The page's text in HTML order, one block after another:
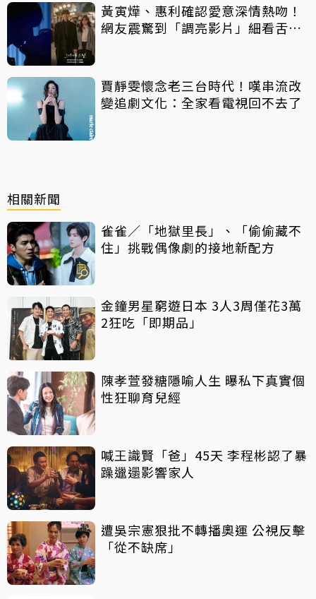
黃寅燁、惠利確認愛意深情熱吻！
網友震驚到「調亮影片」細看舌吻
賈靜雯懷念老三台時代！嘆串流改
變追劇文化：全家看電視回不去了
相關新聞
雀雀／「地獄里長」、「偷偷藏不
住」挑戰偶像劇的接地新配方
金鐘男星窮遊日本 3人3周僅花3萬
2狂吃「即期品」
陳孝萱發糖隱喻人生 曝私下真實個
性狂聊育兒經
喊王識賢「爸」45天 李程彬認了暴
躁邋遢影響家人
遭吳宗憲狠批不轉播奧運 公視反擊
「從不缺席」